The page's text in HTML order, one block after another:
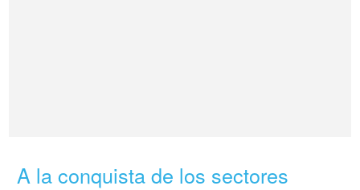
A la conquista de los sectores